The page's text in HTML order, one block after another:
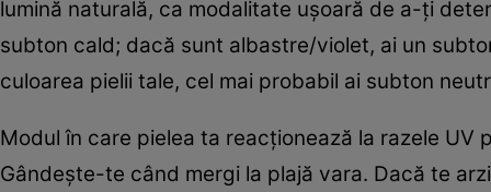
lumină naturală, ca modalitate ușoară de a-ți
subton cald; dacă sunt albastre/violet, ai un
culoarea pielii tale, cel mai probabil ai subton
Modul în care pielea ta reacționează la razele
Gândește-te când mergi la plajă vara. Dacă te